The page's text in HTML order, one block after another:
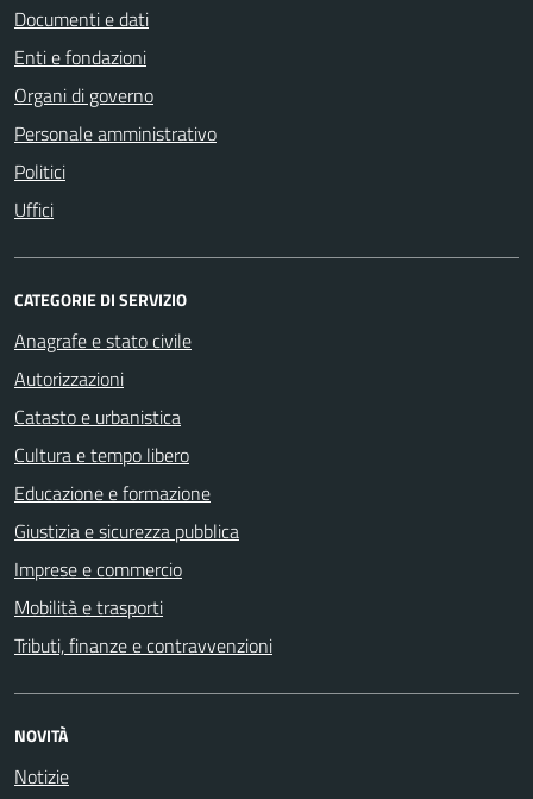
Documenti e dati
Enti e fondazioni
Organi di governo
Personale amministrativo
Politici
Uffici
CATEGORIE DI SERVIZIO
Anagrafe e stato civile
Autorizzazioni
Catasto e urbanistica
Cultura e tempo libero
Educazione e formazione
Giustizia e sicurezza pubblica
Imprese e commercio
Mobilità e trasporti
Tributi, finanze e contravvenzioni
NOVITÀ
Notizie